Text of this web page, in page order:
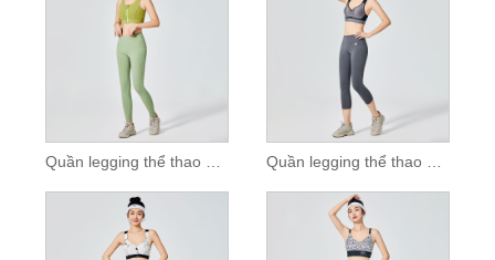
Quần legging thể thao đi xe đạp nữ có túi Quần legging thể thao màu xám gai dầu dành cho nữ